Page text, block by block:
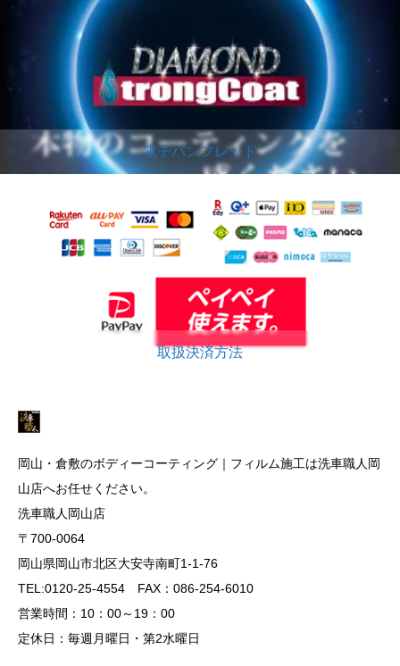
電子パンフレット
取扱決済方法
岡山・倉敷のボディーコーティング｜フィルム施工は洗車職人岡
山店へお任せください。
洗車職人岡山店
〒700-0064
岡山県岡山市北区大安寺南町1-1-76
TEL:0120-25-4554 FAX：086-254-6010
営業時間：10：00～19：00
定休日：毎週月曜日・第2水曜日